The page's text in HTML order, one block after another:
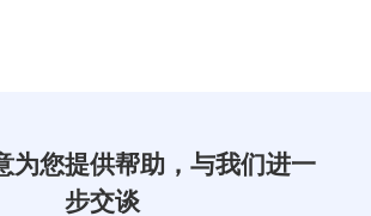
为您提供帮助，与我们进一
步交谈